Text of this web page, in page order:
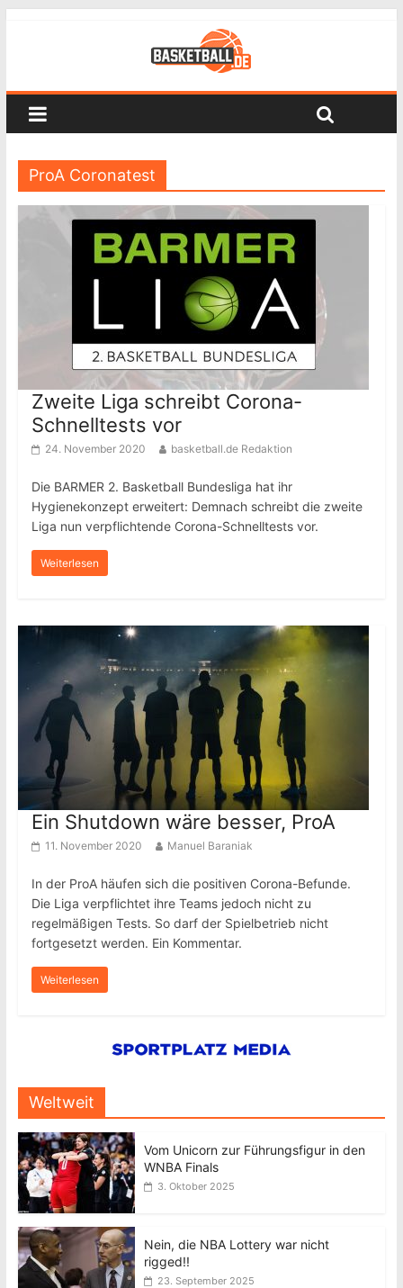
ProA Coronatest
Zweite Liga schreibt Corona-
Schnelltests vor
24. November 2020 basketball.de Redaktion
Die BARMER 2. Basketball Bundesliga hat ihr
Hygienekonzept erweitert: Demnach schreibt die zweite
Liga nun verpflichtende Corona-Schnelltests vor.
Weiterlesen
Ein Shutdown wäre besser, ProA
11. November 2020 Manuel Baraniak
In der ProA häufen sich die positiven Corona-Befunde.
Die Liga verpflichtet ihre Teams jedoch nicht zu
regelmäßigen Tests. So darf der Spielbetrieb nicht
fortgesetzt werden. Ein Kommentar.
Weiterlesen
Weltweit
Vom Unicorn zur Führungsfigur in den
WNBA Finals
3. Oktober 2025
Nein, die NBA Lottery war nicht
rigged!!
23. September 2025